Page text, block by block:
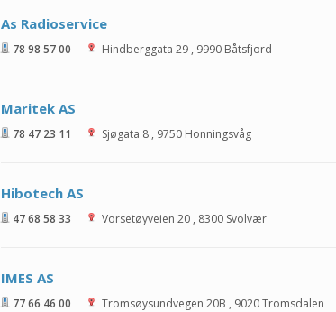
As Radioservice
78 98 57 00 Hindberggata 29 , 9990 Båtsfjord
Maritek AS
78 47 23 11 Sjøgata 8 , 9750 Honningsvåg
Hibotech AS
47 68 58 33 Vorsetøyveien 20 , 8300 Svolvær
IMES AS
77 66 46 00 Tromsøysundvegen 20B , 9020Tromsdalen